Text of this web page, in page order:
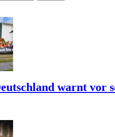
warnt vor